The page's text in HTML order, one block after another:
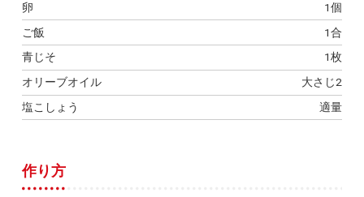
卵
1個
ご飯
1合
青じそ
1枚
オリーブオイル
大さじ2
塩こしょう
適量
作り方